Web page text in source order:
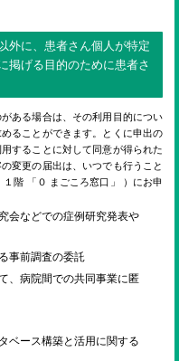
外に、患者さん個人が特定
掲げる目的のために患者さ
ある場合は、その利用目的につい
ることができます。とくに申出の
することに対して同意が得られた
変更の届出は、いつでも行うこと
階 「０ まごころ窓口」 ）にお申
会などでの症例研究発表や
事前調査の委託
、病院間での共同事業に匿
ベース構築と活用に関する